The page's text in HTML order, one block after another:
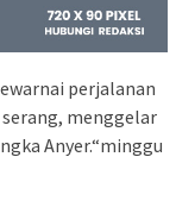
perjalanan
menggelar
Anyer.“minggu